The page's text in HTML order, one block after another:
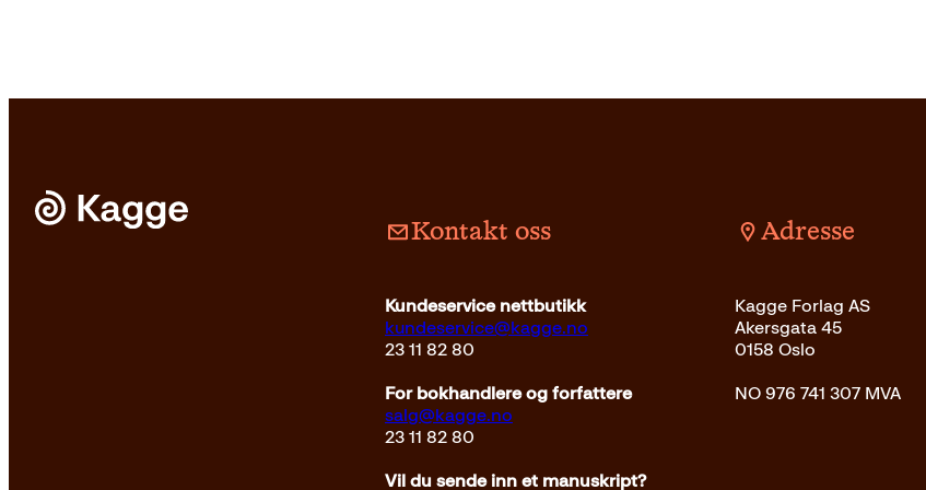
Pocket 229 Kjøp
Kontakt oss
Kundeservice nettbutikk
kundeservice@kagge.no
23 11 82 80
For bokhandlere og forfattere
salg@kagge.no
23 11 82 80
Vil du sende inn et manuskript?
Adresse
Kagge Forlag AS
Akersgata 45
0158 Oslo
NO 976 741 307 MVA